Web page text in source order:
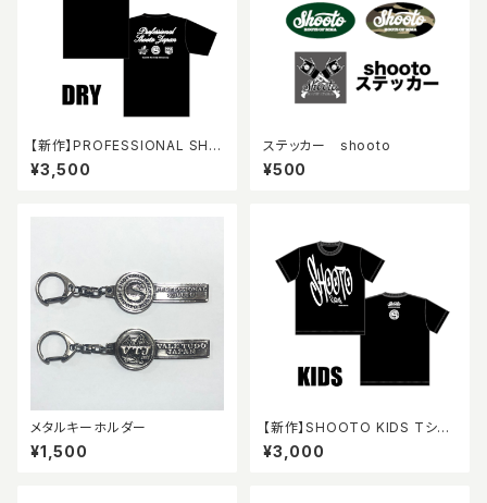
【新作】PROFESSIONAL SHO
OTO JAPAN ドライ Tシャツ
¥3,500
ステッカー shooto
¥500
メタルキーホルダー
¥1,500
【新作】SHOOTO KIDS Tシャ
ツ
¥3,000